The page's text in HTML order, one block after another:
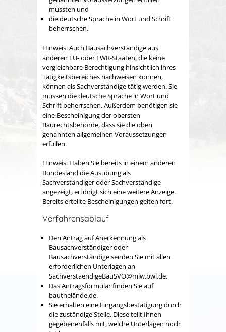
mussten und
die deutsche Sprache in Wort und Schrift
beherrschen.
Hinweis:Auch Bausachverständige aus
anderen EU- oder EWR-Staaten, die keine
vergleichbare Berechtigung hinsichtlich ihres
Tätigkeitsbereiches nachweisen können,
können als Sachverständige tätigwerden. Sie
müssen die deutsche Sprache in Wort und
Schrift beherrschen. Außerdem benötigen sie
eine Bescheinigung der obersten
Baurechtsbehörde, dass sie die oben
genannten allgemeinen Voraussetzungen
erfüllen.
Hinweis: Haben Sie bereits in einem anderen
Bundesland die Ausübung als
Sachverständiger oder Sachverständige
angezeigt, erübrigt sich eine weitere Anzeige.
Bereits erteilte Bescheinigungen gelten fort.
Verfahrensablauf
Den Antrag auf Anerkennungals
Bausachverständiger oder
Bausachverständige senden Sie mit allen
erforderlichen Unterlagen an
SachverstaendigeBauSVO@mlw.bwl.de.
Das Antragsformular finden Sie auf
bauthelände.de.
Sie erhalten eine Eingangsbestätigung durch
die zuständige Stelle. Diese teilt Ihnen
gegebenenfalls mit, welche Unterlagen noch